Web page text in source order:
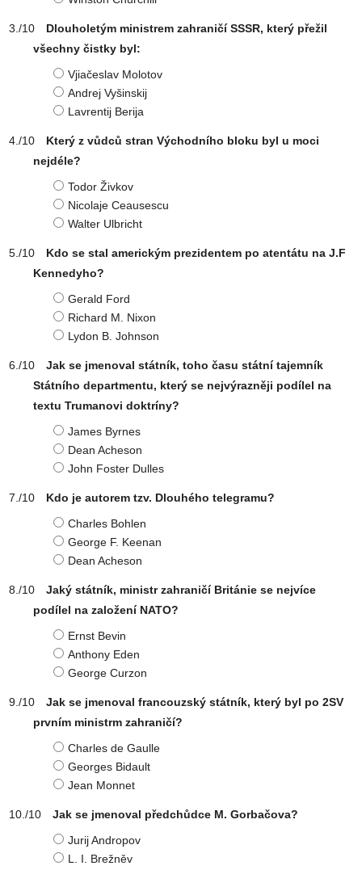
Dlouholetým ministrem zahraničí SSSR, který přežil
všechny čistky byl:
Vjiačeslav Molotov
Andrej Vyšinskij
Lavrentij Berija
Který z vůdců stran Východního bloku byl u moci
nejdéle?
Todor Živkov
Nicolaje Ceausescu
Walter Ulbricht
Kdo se stal americkým prezidentem po atentátu na J.F
Kennedyho?
Gerald Ford
Richard M. Nixon
Lydon B. Johnson
Jak se jmenoval státník, toho času státní tajemník
Státního departmentu, který se nejvýrazněji podílel na
textu Trumanovi doktríny?
James Byrnes
Dean Acheson
John Foster Dulles
Kdo je autorem tzv. Dlouhého telegramu?
Charles Bohlen
George F. Keenan
Dean Acheson
Jaký státník, ministr zahraničí Británie se nejvíce
podílel na založení NATO?
Ernst Bevin
Anthony Eden
George Curzon
Jak se jmenoval francouzský státník, který byl po 2SV
prvním ministrm zahraničí?
Charles de Gaulle
Georges Bidault
Jean Monnet
Jak se jmenoval předchůdce M. Gorbačova?
Jurij Andropov
L. I. Brežněv